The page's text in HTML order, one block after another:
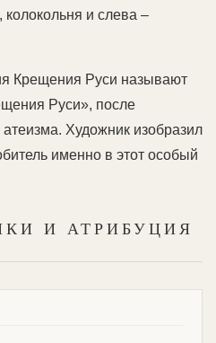
и слева –
Крещения Руси называют
Руси», после
Художник изобразил
именно в этот особый
И АТРИБУЦИЯ